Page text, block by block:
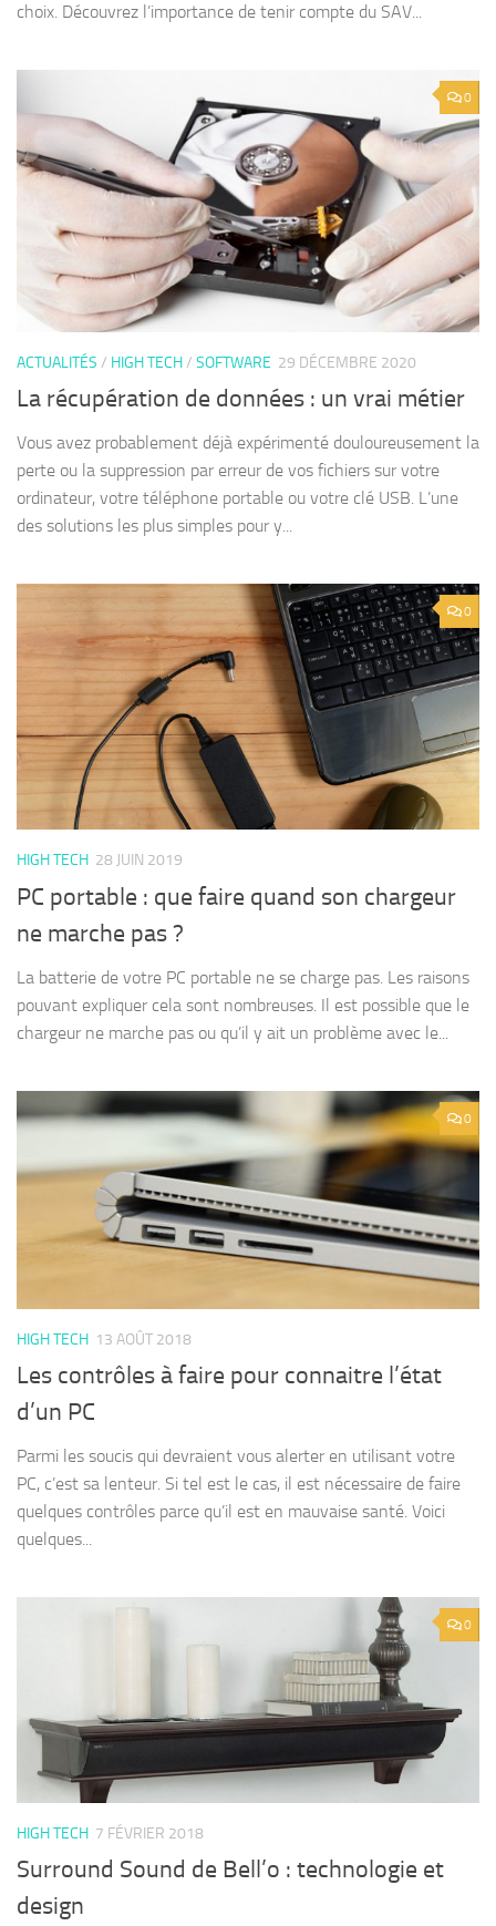
choix. Découvrez l’importance de tenir compte du SAV...
0
ACTUALITÉS / HIGH TECH/ SOFTWARE 29 DÉCEMBRE 2020
La récupération de données : un vrai métier
Vous avez probablement déjà expérimenté douloureusement la
perte ou la suppression par erreur de vos fichiers sur votre
ordinateur, votre téléphone portable ou votre clé USB. L’une
des solutions les plus simples pour y...
0
HIGH TECH 28 JUIN 2019
PC portable : que faire quand son chargeur
ne marche pas ?
La batterie de votre PC portable ne se charge pas. Les raisons
pouvant expliquer cela sont nombreuses. Il est possible que le
chargeur ne marche pas ou qu’il y ait un problème avec le...
0
HIGH TECH 13 AOÛT 2018
Les contrôles à faire pour connaitre l’état
d’un PC
Parmi les soucis qui devraient vous alerter en utilisant votre
PC, c’est sa lenteur. Si tel est le cas, il est nécessaire de faire
quelques contrôles parce qu’il est en mauvaise santé. Voici
quelques...
0
HIGH TECH 7 FÉVRIER 2018
Surround Sound de Bell’o : technologie et
design